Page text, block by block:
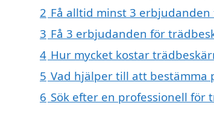
2 Få alltid minst 3
3 Få 3 erbjudanden för
4 Hur mycket kostar
5 Vad hjälper till att bestämma
6 Sök efter en professionell